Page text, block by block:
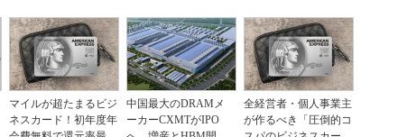
マイルが超たまるビジ
ネスカード！初年度年
中国最大のDRAMメ
ーカーCXMTがIPO
全経営者・個人事業主
が作るべき「圧倒的コ